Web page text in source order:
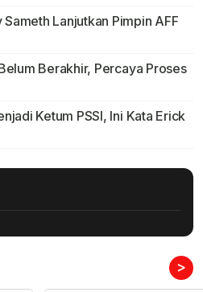
Sameth Lanjutkan Pimpin AFF
Berakhir, Percaya Proses
Ketum PSSI, Ini Kata Erick
>